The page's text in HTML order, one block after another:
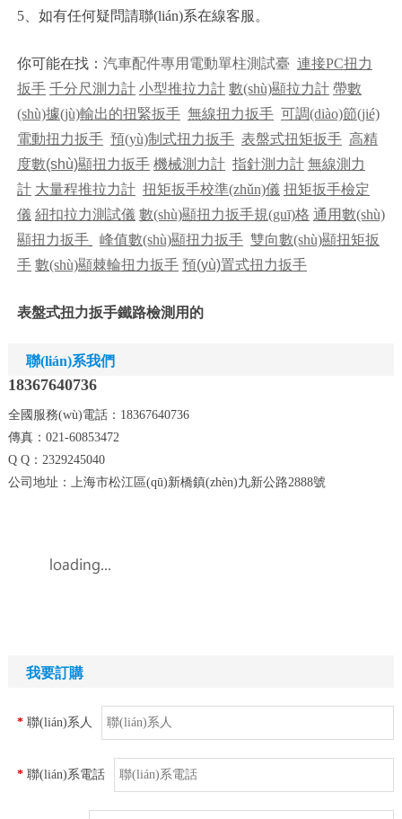
5、如有任何疑問請聯(lián)系在線客服。
你可能在找： 汽車配件專用電動單柱測試臺 連接PC扭力
扳手 千分尺測力計 小型推拉力計 數(shù)顯拉力計 帶數
(shù)據(jù)輸出的扭緊扳手 無線扭力扳手 可調(diào)節(jié)
電動扭力扳手 預(yù)制式扭力扳手 表盤式扭矩扳手 高精
度數(shù)顯扭力扳手 機械測力計 指針測力計 無線測力
計 大量程推拉力計 扭矩扳手校準(zhǔn)儀 扭矩扳手檢定
儀 紐扣拉力測試儀 數(shù)顯扭力扳手規(guī)格 通用數(shù)
顯扭力扳手
峰值數(shù)顯扭力扳手 雙向數(shù)顯扭矩扳
手 數(shù)顯棘輪扭力扳手 預(yù)置式扭力扳手
表盤式扭力扳手鐵路檢測用的
聯(lián)系我們
18367640736
全國服務(wù)電話：18367640736
傳真：021-60853472
Q Q：2329245040
公司地址：上海市松江區(qū)新橋鎮(zhèn)九新公路2888號
我要訂購
* 聯(lián)系人
* 聯(lián)系電話